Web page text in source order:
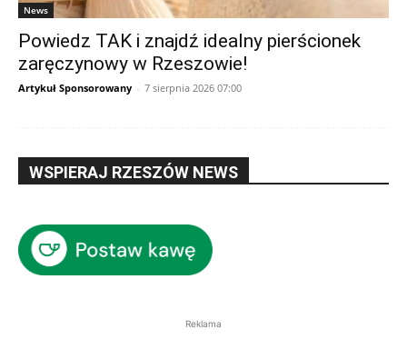
News
Powiedz TAK i znajdź idealny pierścionek
zaręczynowy w Rzeszowie!
Artykuł Sponsorowany - 7 sierpnia 2026 07:00
WSPIERAJ RZESZÓW NEWS
Reklama